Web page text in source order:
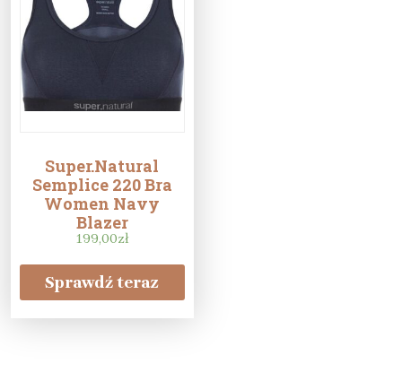
Super.Natural
Semplice 220 Bra
Women Navy
Blazer
199,00zł
Sprawdź teraz